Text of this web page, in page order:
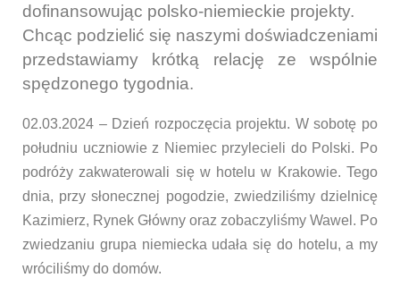
dofinansowując polsko-niemieckie projekty.
Chcąc podzielić się naszymi doświadczeniami
przedstawiamy krótką relację ze wspólnie
spędzonego tygodnia.
02.03.2024 – Dzień rozpoczęcia projektu. W sobotę po
południu uczniowie z Niemiec przylecieli do Polski. Po
podróży zakwaterowali się w hotelu w Krakowie. Tego
dnia, przy słonecznej pogodzie, zwiedziliśmy dzielnicę
Kazimierz, Rynek Główny oraz zobaczyliśmy Wawel. Po
zwiedzaniu grupa niemiecka udała się do hotelu, a my
wróciliśmy do domów.